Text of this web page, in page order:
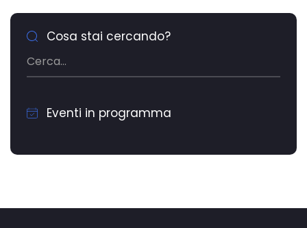
Cosa stai cercando?
Eventi in programma